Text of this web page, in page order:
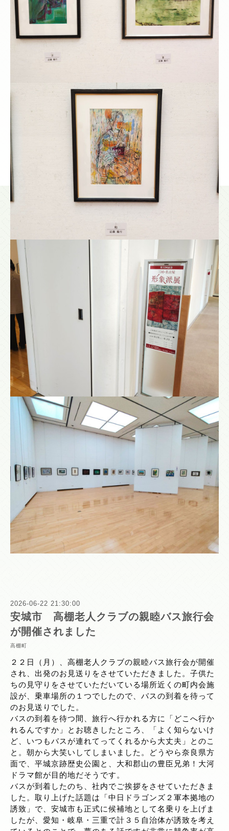
2026-06-22 21:30:00
安城市 高棚老人クラブの親睦バス旅行会
が開催されました
高棚町
２２日（月）、高棚老人クラブの親睦バス旅行会が開催
され、出発のお見送りをさせていただきました。子供た
ちの見守りをさせていただいている場所近くの町内会施
設が、乗車場所の１つでしたので、バスの到着を待って
のお見送りでした。
バスの到着を待つ間、旅行へ行かれる方に「どこへ行か
れるんですか」とお聴きしたところ、「よく知らないけ
ど、いつもバスが連れてってくれるから大丈夫」とのこ
と。朝から大笑いしてしまいました。どうやら奈良県方
面で、平城京跡歴史公園と、大和郡山の豊臣兄弟！大河
ドラマ館が目的地だそうです。
バスが到着したのち、社内でご挨拶をさせていただきま
した。取り上げた話題は「中日ドラゴンズ２軍本拠地の
誘致」で、安城市も正式に候補地として名乗りを上げま
したが、愛知・岐阜・三重で計３５自治体が誘致を考え